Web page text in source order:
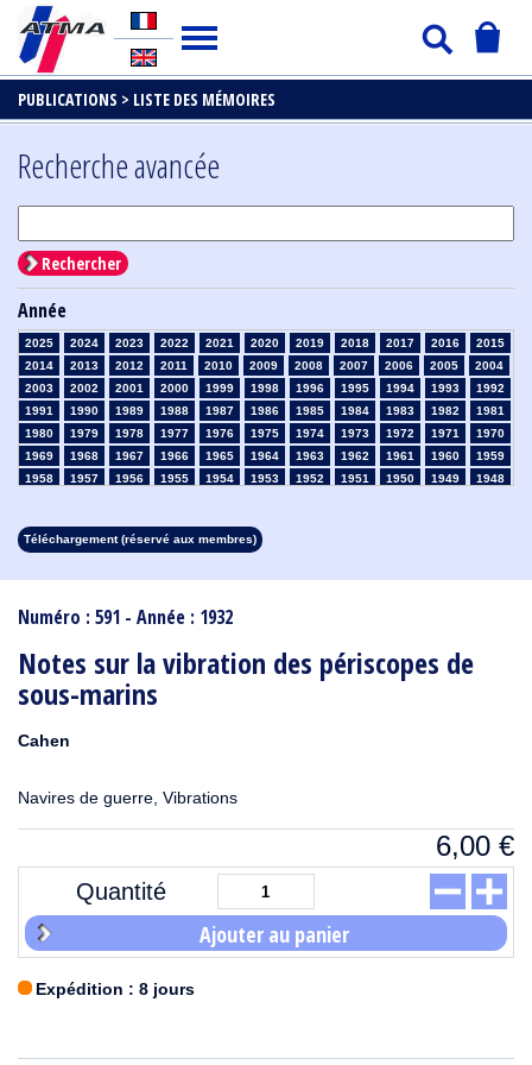
PUBLICATIONS > LISTE DES MÉMOIRES
Numéro : 591 - Année : 1932
Notes sur la vibration des périscopes de
sous-marins
Cahen
Navires de guerre, Vibrations
6,00 €
Quantité
Ajouter au panier
Expédition : 8 jours
Recherche avancée
Rechercher
Année
2025 2024 2023 2022 2021 2020 2019 2018 2017 2016
2015
2014
2013 2012 2011 2010 2009 2008 2007 2006 2005
2004
2003
2002 2001 2000 1999 1998 1996 1995 1994 1993
1992
1991
1990 1989 1988 1987 1986 1985 1984 1983 1982
1981
1980
1979 1978 1977 1976 1975 1974 1973 1972 1971
1970
1969
1968 1967 1966 1965 1964 1963 1962 1961 1960
1959
1958
1957 1956 1955 1954 1953 1952 1951 1950 1949
1948
1913
1912 1911 1910 1909 1908
Téléchargement (réservé aux membres)